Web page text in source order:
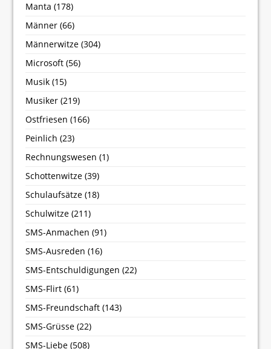
Manta (178)
Männer (66)
Männerwitze (304)
Microsoft (56)
Musik (15)
Musiker (219)
Ostfriesen (166)
Peinlich (23)
Rechnungswesen (1)
Schottenwitze (39)
Schulaufsätze (18)
Schulwitze (211)
SMS-Anmachen (91)
SMS-Ausreden (16)
SMS-Entschuldigungen (22)
SMS-Flirt (61)
SMS-Freundschaft (143)
SMS-Grüsse (22)
SMS-Liebe (508)